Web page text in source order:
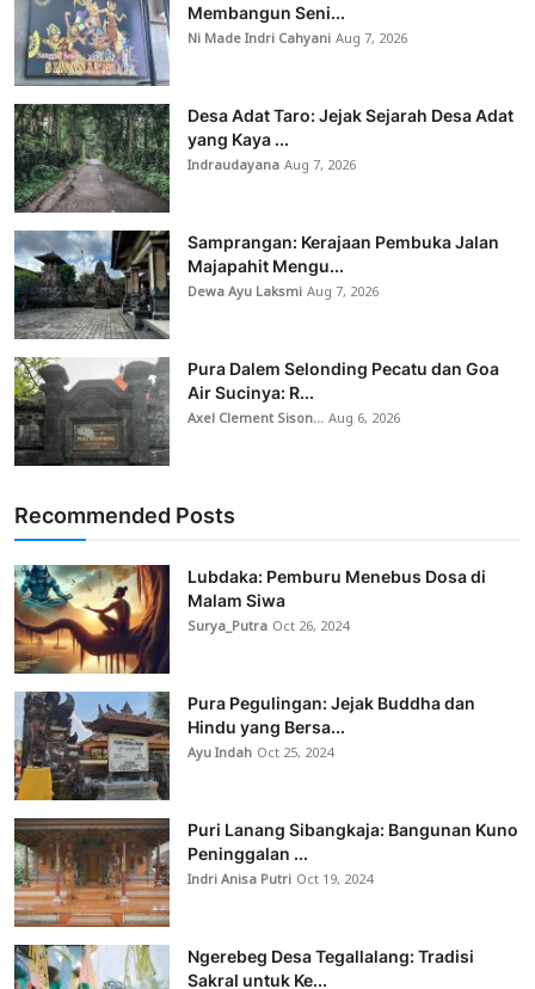
Membangun Seni...
Ni Made Indri CahyaniAug 7, 2026
Desa Adat Taro: Jejak Sejarah Desa Adat
yang Kaya ...
IndraudayanaAug 7, 2026
Samprangan: Kerajaan Pembuka Jalan
Majapahit Mengu...
Dewa Ayu LaksmiAug 7, 2026
Pura Dalem Selonding Pecatu dan Goa
Air Sucinya: R...
Axel Clement Sison...Aug 6, 2026
Recommended Posts
Lubdaka: Pemburu Menebus Dosa di
Malam Siwa
Surya_Putra Oct 26, 2024
Pura Pegulingan: Jejak Buddha dan
Hindu yang Bersa...
Ayu Indah Oct 25, 2024
Puri Lanang Sibangkaja: Bangunan Kuno
Peninggalan ...
Indri Anisa Putri Oct 19, 2024
Ngerebeg Desa Tegallalang: Tradisi
Sakral untuk Ke...